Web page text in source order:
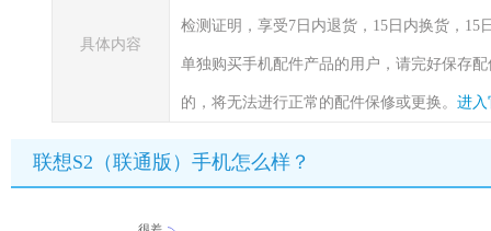
具体内容
检测证明，享受7日内退货，15日内换货，
单独购买手机配件产品的用户，请完好保存
的，将无法进行正常的配件保修或更换。 进入
联想S2（联通版）手机怎么样？